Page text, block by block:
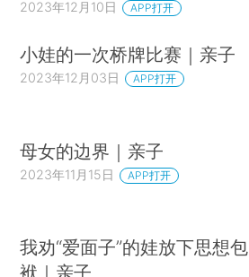
2023年12月10日 APP打开
小娃的一次桥牌比赛｜亲子
2023年12月03日 APP打开
母女的边界｜亲子
2023年11月15日 APP打开
我劝“爱面子”的娃放下思想包
袱｜亲子